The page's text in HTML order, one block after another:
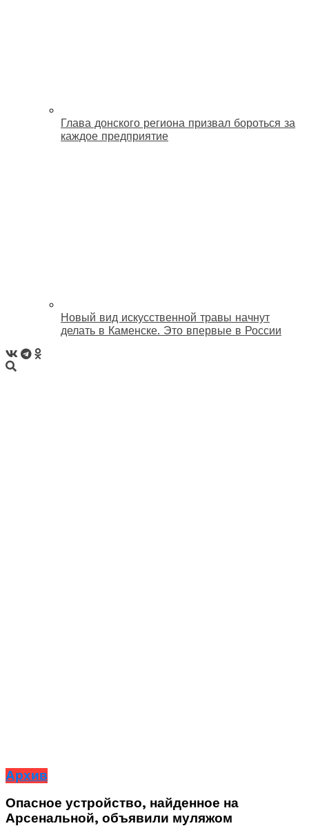
Глава донского региона призвал бороться за
каждое предприятие
Новый вид искусственной травы начнут
делать в Каменске. Это впервые в России
Архив
Опасное устройство, найденное на
Арсенальной, объявили муляжом